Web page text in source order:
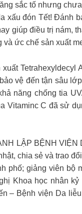
sắc tố nhưng
đón Tết! Đánh
giúp điều trị nám,
và ức chế sản xuất
Tetrahexyldecyl
vệ đến tận sâu
năng chống tia
Vitaminc C đã sử
LẬP BỆNH
chia sẻ và trao
phố; giảng viên
Khoa học nhân
– Bệnh viện Da